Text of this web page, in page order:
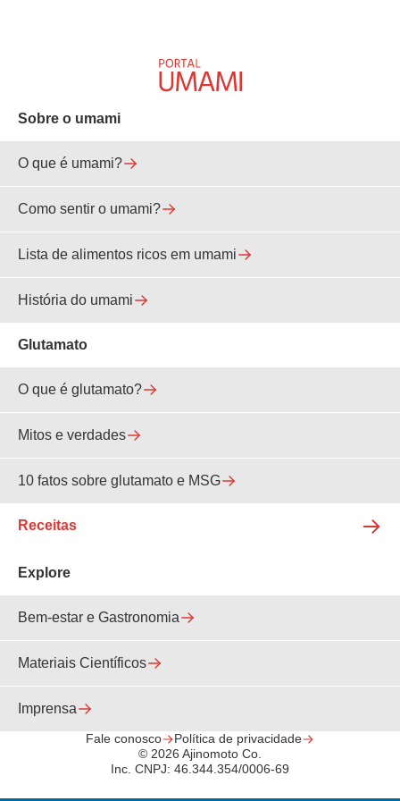
Sobre o umami
O que é umami?
Como sentir o umami?
Lista de alimentos ricos em umami
História do umami
Glutamato
O que é glutamato?
Mitos e verdades
10 fatos sobre glutamato e MSG
Receitas
Explore
Bem-estar e Gastronomia
Materiais Científicos
Imprensa
Fale conosco
Política de privacidade
© 2026 Ajinomoto Co.
Inc. CNPJ: 46.344.354/0006-69